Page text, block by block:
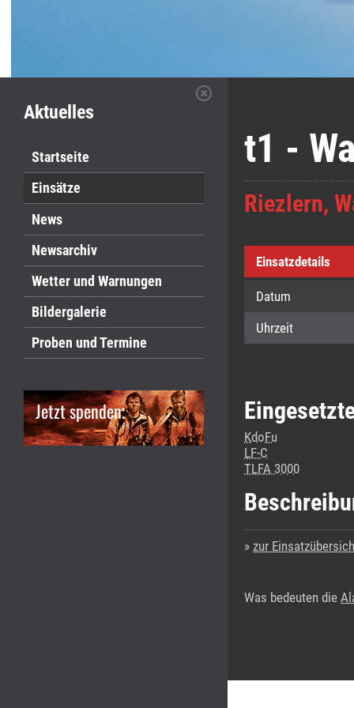
Aktuelles
Startseite
Einsätze
News
Newsarchiv
Wetter und Warnungen
Bildergalerie
Proben und Termine
Jetzt spenden.
t1 -
Riezlern,
Einsatzdetails
Datum
Uhrzeit
KdoFu
LF-C
TLFA 3000
zur
Was bedeuten die